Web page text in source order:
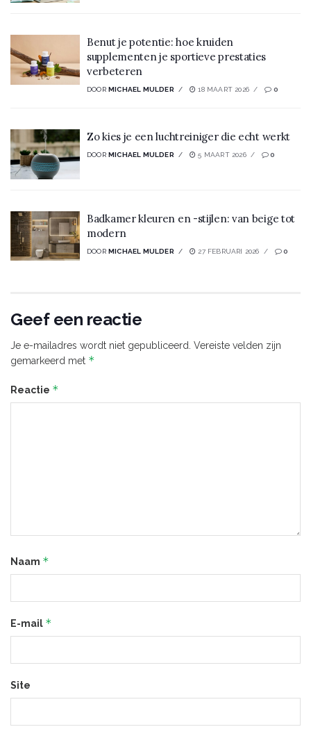
Benut je potentie: hoe kruiden
supplementen je sportieve prestaties
verbeteren
DOOR MICHAEL MULDER 18 MAART 2026 0
Zo kies je een luchtreiniger die echt werkt
DOOR MICHAEL MULDER 5 MAART 2026 0
Badkamer kleuren en -stijlen: van beige tot
modern
DOOR MICHAEL MULDER 27 FEBRUARI 2026 0
Geef een reactie
Je e-mailadres wordt niet gepubliceerd. Vereiste velden zijn
gemarkeerd met *
Reactie *
Naam *
E-mail *
Site